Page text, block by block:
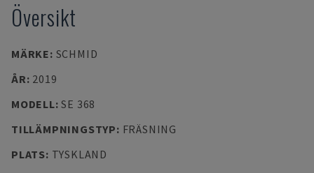
Översikt
MÄRKE: SCHMID
ÅR: 2019
MODELL:SE 368
TILLÄMPNINGSTYP: FRÄSNING
PLATS: TYSKLAND